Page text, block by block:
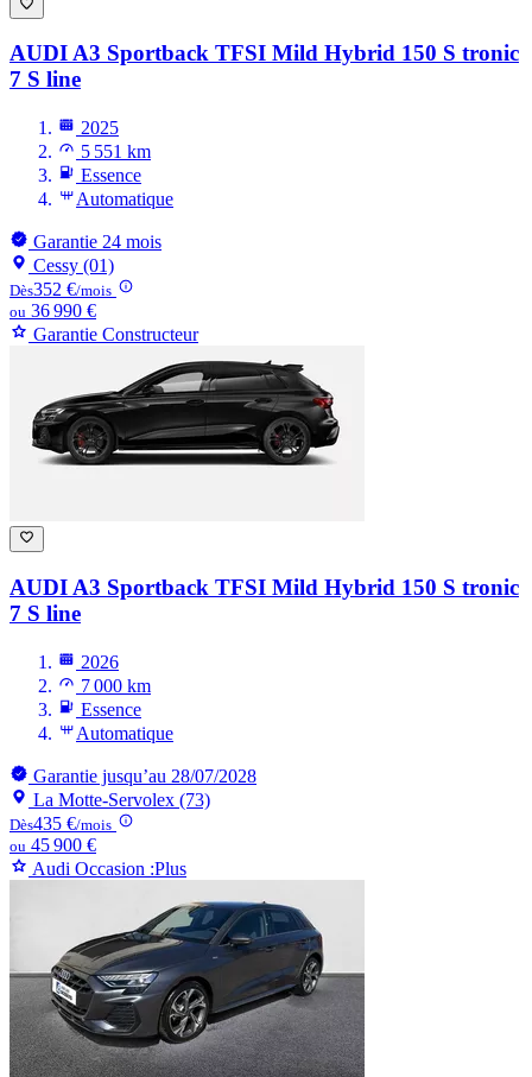
AUDI A3 Sportback TFSI Mild Hybrid 150 S tronic
7 S line
2025
5 551 km
Essence
Automatique
Garantie 24 mois
Cessy (01)
Dès352 €/mois
ou 36 990 €
Garantie Constructeur
AUDI A3 Sportback TFSI Mild Hybrid 150 S tronic
7 S line
2026
7 000 km
Essence
Automatique
Garantie jusqu’au 28/07/2028
La Motte-Servolex (73)
Dès435 €/mois
ou 45 900 €
Audi Occasion :Plus